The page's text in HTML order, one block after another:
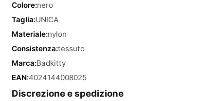
Colore:nero
Taglia:UNICA
Materiale:nylon
Consistenza:tessuto
Marca:Badkitty
EAN:4024144008025
Discrezione e spedizione